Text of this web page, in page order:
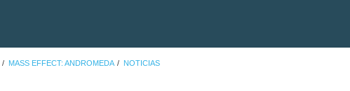
MASS EFFECT: ANDROMEDA NOTICIAS